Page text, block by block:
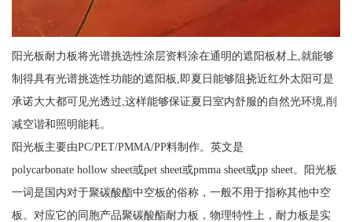
阳光板耐力板将光谱挑选性涂层资料涂在通明的遮阳板材上,就能够
制得具有光谱挑选性功能的遮阳板,即夏日能够阻挠近红外太阳可是
承诺大大都可见光透过,这样能够保证夏日室内舒服的自然光环境,削
减空谐和照明能耗。
阳光板主要由PC/PET/PMMA/PP料制作。英文是
polycarbonate hollow sheet或pet sheet或pmma sheet或pp sheet。阳光板
一词是国内对于聚碳酸酯中空板的俗称，一般不用于指称其他中空
板。对应它的同胞产品聚碳酸酯耐力板，物理特性上，耐力板是实